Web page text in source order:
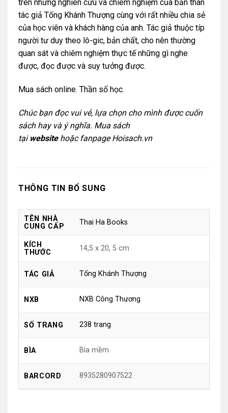
trên những nghiên cứu và chiêm nghiệm của bản thân
tác giả Tống Khánh Thượng cùng với rất nhiều chia sẻ
của học viên và khách hàng của anh. Tác giả thuộc típ
người tư duy theo lô-gic, bản chất, cho nên thường
quan sát và chiêm nghiệm thực tế những gì nghe
được, đọc được và suy tưởng được.
Mua sách online. Thần số học.
Chúc bạn đọc vui vẻ, lựa chọn cho mình được cuốn
sách hay và ý nghĩa. Mua sách
tại website hoặc fanpage Hoisach.vn
THÔNG TIN BỔ SUNG
TÊN NHÀ
CUNG CẤP
Thai Ha Books
KÍCH
THƯỚC
14,5 x 20, 5 cm
TÁC GIẢ Tống Khánh Thượng
NXB NXB Công Thương
SỐ TRANG 238 trang
BÌA Bìa mềm
BARCORD 8935280907522